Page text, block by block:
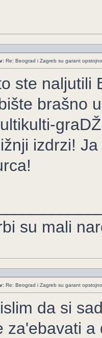
Re: Beograd i Zagreb su garant
ste naljutili
brašno
izdrzi!
su mali
Re: Beograd i Zagreb su garant
da si
za'ebavati a